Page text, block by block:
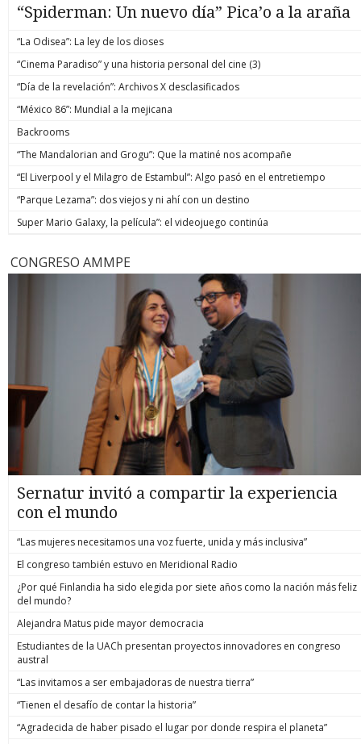
“Spiderman: Un nuevo día” Pica’o a la araña
“La Odisea”: La ley de los dioses
“Cinema Paradiso” y una historia personal del cine (3)
“Día de la revelación”: Archivos X desclasificados
“México 86”: Mundial a la mejicana
Backrooms
“The Mandalorian and Grogu”: Que la matiné nos acompañe
“El Liverpool y el Milagro de Estambul”: Algo pasó en el entretiempo
“Parque Lezama”: dos viejos y ni ahí con un destino
Super Mario Galaxy, la película”: el videojuego continúa
CONGRESO AMMPE
Sernatur invitó a compartir la experiencia
con el mundo
“Las mujeres necesitamos una voz fuerte, unida y más inclusiva”
El congreso también estuvo en Meridional Radio
¿Por qué Finlandia ha sido elegida por siete años como la nación más feliz
del mundo?
Alejandra Matus pide mayor democracia
Estudiantes de la UACh presentan proyectos innovadores en congreso
austral
“Las invitamos a ser embajadoras de nuestra tierra”
“Tienen el desafío de contar la historia”
“Agradecida de haber pisado el lugar por donde respira el planeta”